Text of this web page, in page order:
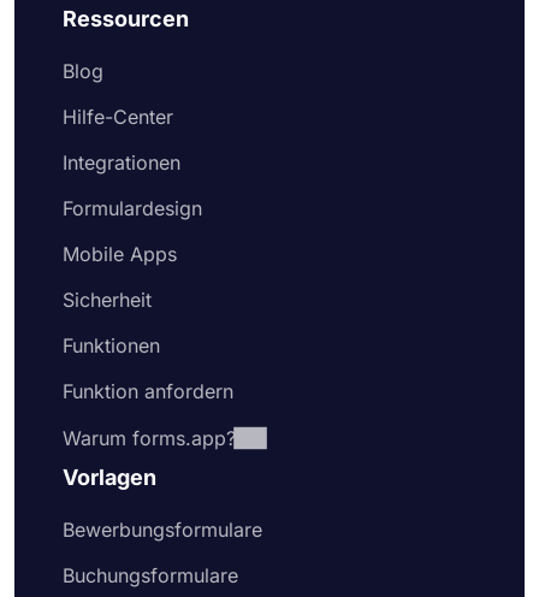
Ressourcen
Blog
Hilfe-Center
Integrationen
Formulardesign
Mobile Apps
Sicherheit
Funktionen
Funktion anfordern
Warum forms.app?
Vorlagen
Bewerbungsformulare
Buchungsformulare